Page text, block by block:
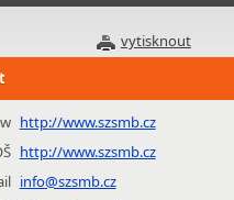
vytisknout
http://www.szsmb.cz
http://www.szsmb.cz
info@szsmb.cz